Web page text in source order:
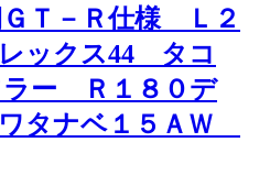
Ｔ－Ｒ仕様 Ｌ２
ックス44 タコ
ー Ｒ１８０デ
タナベ１５ＡＷ